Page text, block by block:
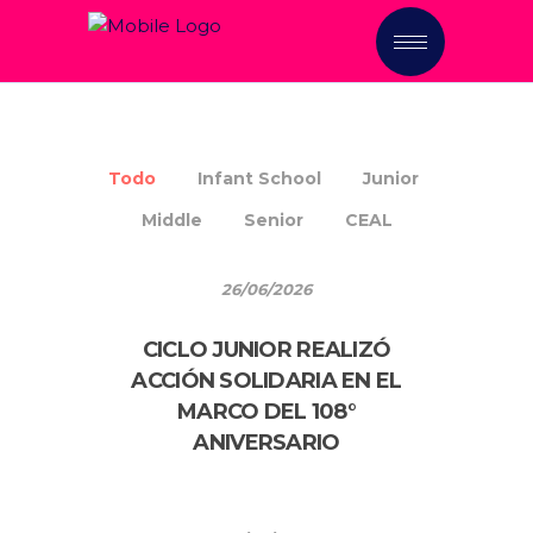
CONSTRUIMOS FUTURO,
CULTIVAMOS VALORES
Todo Infant School
Junior
Middle
Senior CEAL
26/06/2026
CICLO JUNIOR REALIZÓ
ACCIÓN SOLIDARIA EN EL
MARCO DEL 108°
ANIVERSARIO